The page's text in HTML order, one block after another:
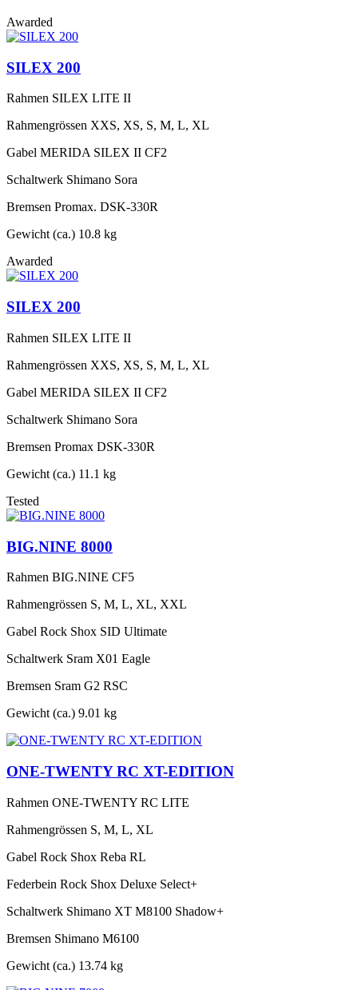
Awarded
SILEX 200
Rahmen SILEX LITE II
Rahmengrössen XXS, XS, S, M, L, XL
Gabel MERIDA SILEX II CF2
Schaltwerk Shimano Sora
Bremsen Promax. DSK-330R
Gewicht (ca.) 10.8 kg
Awarded
SILEX 200
Rahmen SILEX LITE II
Rahmengrössen XXS, XS, S, M, L, XL
Gabel MERIDA SILEX II CF2
Schaltwerk Shimano Sora
Bremsen Promax DSK-330R
Gewicht (ca.) 11.1 kg
Tested
BIG.NINE 8000
Rahmen BIG.NINE CF5
Rahmengrössen S, M, L, XL, XXL
Gabel Rock Shox SID Ultimate
Schaltwerk Sram X01 Eagle
Bremsen Sram G2 RSC
Gewicht (ca.) 9.01 kg
ONE-TWENTY RC XT-EDITION
Rahmen ONE-TWENTY RC LITE
Rahmengrössen S, M, L, XL
Gabel Rock Shox Reba RL
Federbein Rock Shox Deluxe Select+
Schaltwerk Shimano XT M8100 Shadow+
Bremsen Shimano M6100
Gewicht (ca.) 13.74 kg